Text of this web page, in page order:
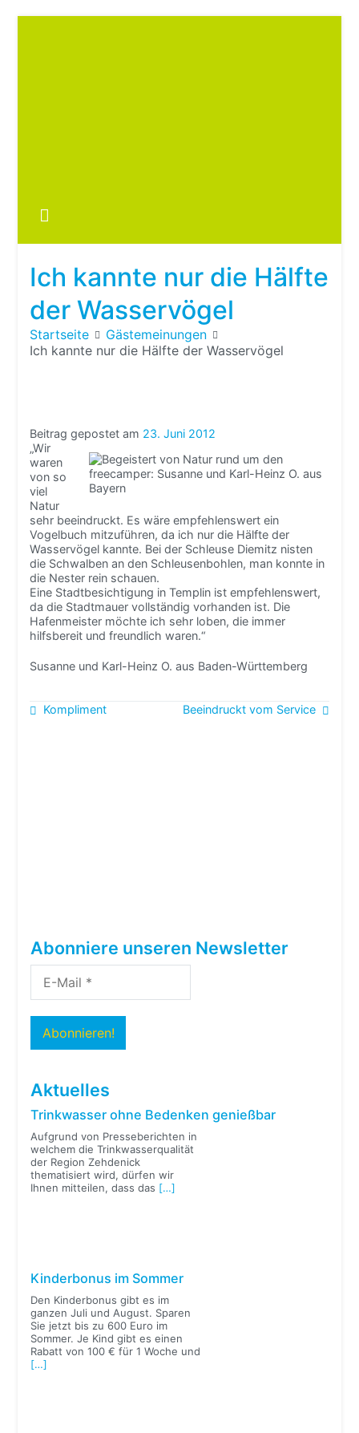
Ich kannte nur die Hälfte
der Wasservögel
Startseite
Gästemeinungen
Ich kannte nur die Hälfte der Wasservögel
Beitrag gepostet am 23. Juni 2012
„Wir
waren
von so
viel
Natur
sehr beeindruckt. Es wäre empfehlenswert ein
Vogelbuch mitzuführen, da ich nur die Hälfte der
Wasservögel kannte. Bei der Schleuse Diemitz nisten
die Schwalben an den Schleusenbohlen, man konnte in
die Nester rein schauen.
Eine Stadtbesichtigung in Templin ist empfehlenswert,
da die Stadtmauer vollständig vorhanden ist. Die
Hafenmeister möchte ich sehr loben, die immer
hilfsbereit und freundlich waren.“
Susanne und Karl-Heinz O. aus Baden-Württemberg
Beitragsnavigation
Kompliment Beeindruckt vom Service
Abonniere unseren Newsletter
Aktuelles
Trinkwasser ohne Bedenken genießbar
Aufgrund von Presseberichten in
welchem die Trinkwasserqualität
der Region Zehdenick
thematisiert wird, dürfen wir
Ihnen mitteilen, dass das […]
Kinderbonus im Sommer
Den Kinderbonus gibt es im
ganzen Juli und August. Sparen
Sie jetzt bis zu 600 Euro im
Sommer. Je Kind gibt es einen
Rabatt von 100 € für 1 Woche und
[…]